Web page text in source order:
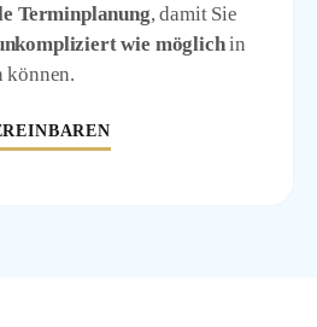
Terminplanung, damit Sie
wie möglichin
können.